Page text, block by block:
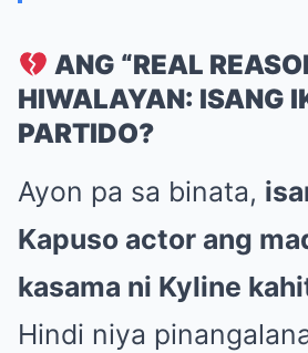
ANG “REAL
HIWALAYAN: ISANG
PARTIDO?
Ayon pa sa binata,
Kapuso actor ang
kasama ni Kyline
Hindi niya